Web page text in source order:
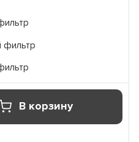
фильтр
В корзину